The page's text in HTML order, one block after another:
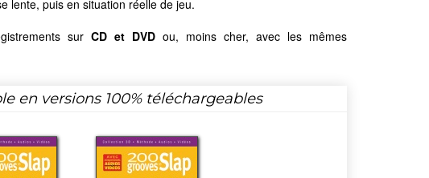
lente, puis en situation réelle de jeu.
surCD et DVD ou, moins cher, avec les mêmes
en versions 100% téléchargeables